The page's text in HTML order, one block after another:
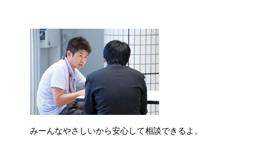
みーんなやさしいから安心して相談できるよ。